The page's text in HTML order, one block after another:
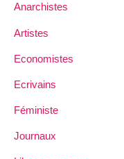
Anarchistes
Artistes
Economistes
Ecrivains
Féministe
Journaux